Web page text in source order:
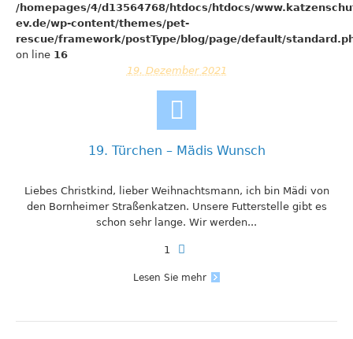
/homepages/4/d13564768/htdocs/htdocs/
ev.de/wp-content/themes/pet-
rescue/framework/postType/blog/page/default/
on line 16
19. Dezember 2021
19. Türchen – Mädis Wunsch
Liebes Christkind, lieber Weihnachtsmann, ich bin Mädi von
den Bornheimer Straßenkatzen. Unsere Futterstelle gibt es
schon sehr lange. Wir werden...
1
Lesen Sie mehr